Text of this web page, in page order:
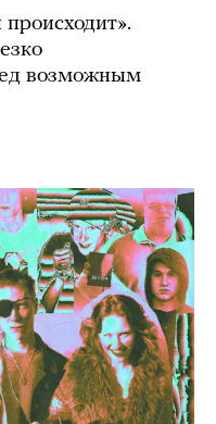
возможным